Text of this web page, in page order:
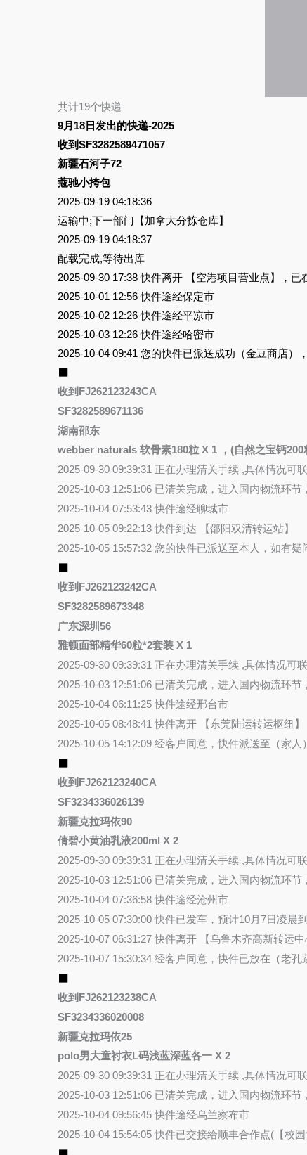
共计19个快递
9月18日发出的快递-2025
收到SF3282589471057
新疆石河子72
蔻驰小挎包
2025-09-19 04:18:36
运输中;下一部门【加拿大分拣仓库】
2025-09-19 04:18:37
配载完成,等待出库
2025-09-30 17:38 快件离开 【空港项目营业点】，
2025-10-01 12:56 快件途经保定市
2025-10-02 12:26 快件途经平凉市
2025-10-03 12:26 快件途经哈密市
2025-10-04 09:41 您的快件已派送成功（金豆商店）
⬛
收到FJ262123243CA
SF3282589671136
湖南邵东
webber naturals 软骨素180粒 X 1 ，(自然之宝钙
2025-09-30 09:39:31 正在办理清关手续 ,具体情况可
2025-10-03 12:51:06 已清关完成，进入国内物流环
2025-10-04 07:53:43 快件途经聊城市
2025-10-05 09:22:13 快件到达 【邵阳双清转运站】
2025-10-05 15:57:32 您的快件已派送至本人，如有
⬛
收到FJ262123242CA
SF3282589673348
广东深圳56
雅顿面部精华60粒*2套装 X 1
2025-09-30 09:39:31 正在办理清关手续 ,具体情况可
2025-10-03 12:51:06 已清关完成，进入国内物流环
2025-10-04 06:11:25 快件途经邢台市
2025-10-05 08:48:41 快件离开 【东莞陆运转运枢纽
2025-10-05 14:12:09 经客户同意，快件派送至（家
⬛
收到FJ262123240CA
SF3234336026139
新疆克拉玛依90
倩碧小黄油乳液200ml X 2
2025-09-30 09:39:31 正在办理清关手续 ,具体情况可
2025-10-03 12:51:06 已清关完成，进入国内物流环
2025-10-04 07:36:58 快件途经沧州市
2025-10-05 07:30:00 快件已发车，预计10月7日凌晨
2025-10-07 06:31:27 快件离开 【乌鲁木齐高新转运
2025-10-07 15:30:34 经客户同意，快件已放在（老
⬛
收到FJ262123238CA
SF3234336020008
新疆克拉玛依25
polo男大童衬衣L码浅蓝深蓝各一 X 2
2025-09-30 09:39:31 正在办理清关手续 ,具体情况可
2025-10-03 12:51:06 已清关完成，进入国内物流环
2025-10-04 09:56:45 快件途经乌兰察布市
2025-10-04 15:54:05 快件已交接给顺丰合作点(【校